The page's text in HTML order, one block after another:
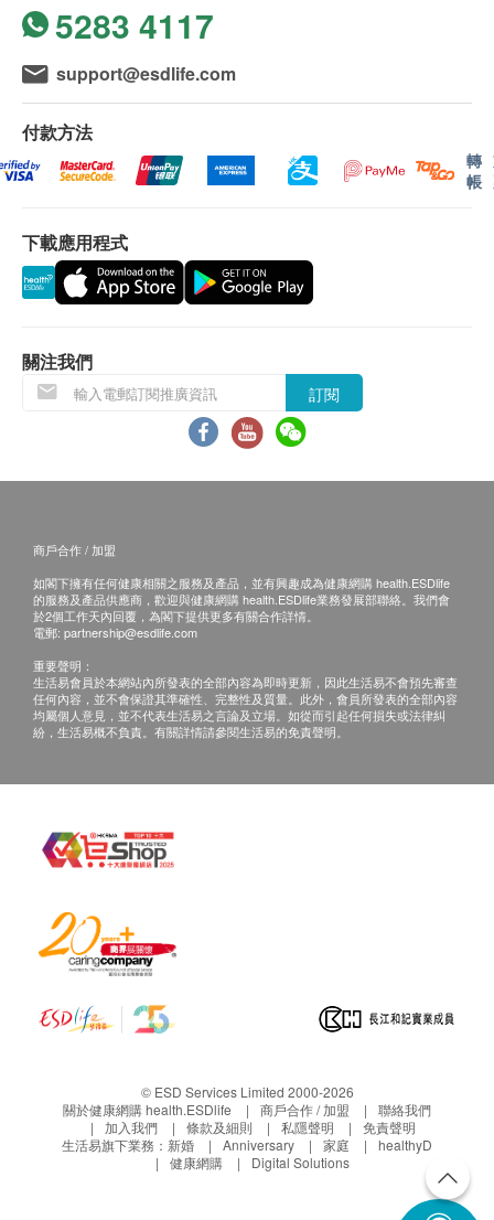
5283 4117
support@esdlife.com
付款方法
轉
帳
下載應用程式
關注我們
訂閱
商戶合作 / 加盟
如閣下擁有任何健康相關之服務及產品，並有興趣成為健康網購 health.ESDlife
的服務及產品供應商，歡迎與健康網購 health.ESDlife業務發展部聯絡。我們會
於2個工作天內回覆，為閣下提供更多有關合作詳情。
電郵: partnership@esdlife.com
重要聲明：
生活易會員於本網站內所發表的全部內容為即時更新，因此生活易不會預先審查
任何內容，並不會保證其準確性、完整性及質量。此外，會員所發表的全部內容
均屬個人意見，並不代表生活易之言論及立場。如從而引起任何損失或法律糾
紛，生活易概不負責。有關詳情請參閱生活易的免責聲明。
© ESD Services Limited 2000-2026
關於健康網購 health.ESDlife
商戶合作 / 加盟
聯絡我們
加入我們
條款及細則 私隱聲明
免責聲明
生活易旗下業務： 新婚 Anniversary 家庭
healthyD
健康網購
Digital Solutions